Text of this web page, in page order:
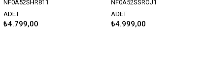
NF0A52SHR811
ADET
₺4.799,00
NF0A52SSROJ1
ADET
₺4.999,00